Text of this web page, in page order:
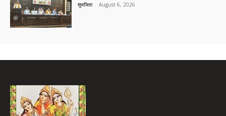
शुभजिता - August 6, 2026